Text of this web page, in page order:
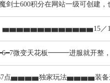
剑士600积分在网站一级可创建
迹】
微变天花板━━━进服就开
点▅▅▅▅独家玩法▅▅▅▅装